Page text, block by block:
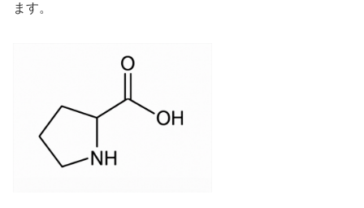
ます。